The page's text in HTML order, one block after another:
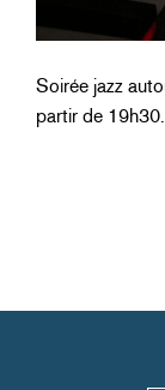
Soirée jazz
partir de 19h30.